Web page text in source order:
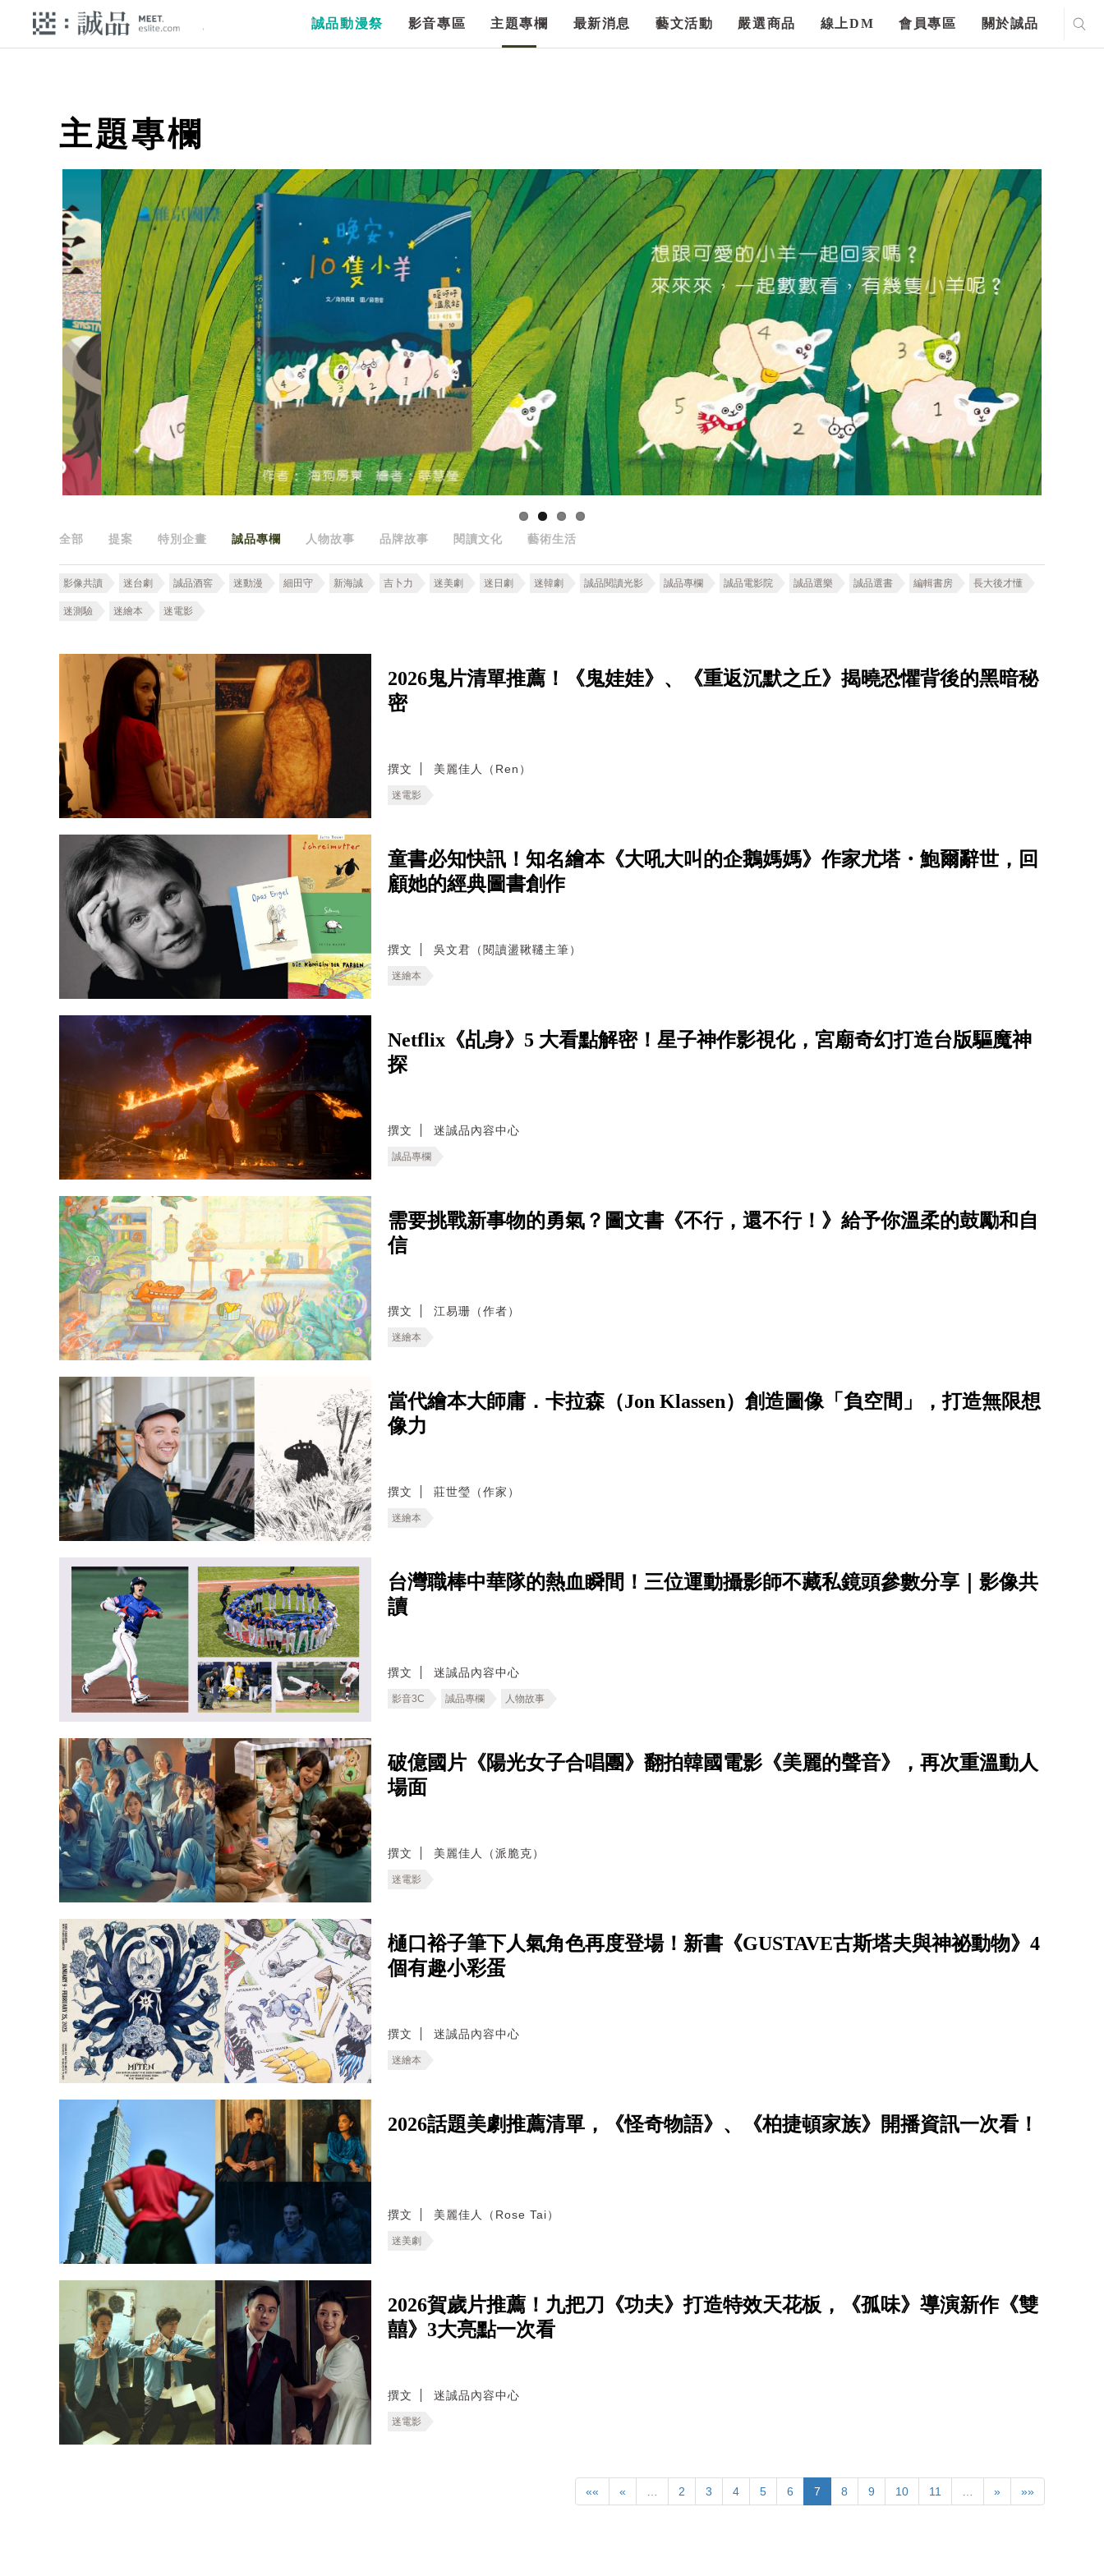
誠品動漫祭 影音專區 主題專欄 最新消息 藝文活動 嚴選商品 線上DM 會員專區 關於誠品
主題專欄
全部 提案 特別企畫 誠品專欄 人物故事 品牌故事 閱讀文化 藝術生活
影像共讀 迷台劇 誠品酒窖 迷動漫 細田守 新海誠 吉卜力 迷美劇 迷日劇 迷韓劇 誠品閱讀光影 誠品專欄 誠品電影院 誠品選樂 誠品選書 編輯書房 長大後才懂
迷測驗 迷繪本 迷電影
2026鬼片清單推薦！《鬼娃娃》、《重返沉默之丘》揭曉恐懼背後的黑暗秘
密
撰文 美麗佳人（Ren）
迷電影
童書必知快訊！知名繪本《大吼大叫的企鵝媽媽》作家尤塔・鮑爾辭世，回
顧她的經典圖書創作
撰文 吳文君（閱讀盪鞦韆主筆）
迷繪本
Netflix《乩身》5 大看點解密！星子神作影視化，宮廟奇幻打造台版驅魔神
探
撰文 迷誠品內容中心
誠品專欄
需要挑戰新事物的勇氣？圖文書《不行，還不行！》給予你溫柔的鼓勵和自
信
撰文 江易珊（作者）
迷繪本
當代繪本大師庸．卡拉森（Jon Klassen）創造圖像「負空間」，打造無限想
像力
撰文 莊世瑩（作家）
迷繪本
台灣職棒中華隊的熱血瞬間！三位運動攝影師不藏私鏡頭參數分享｜影像共
讀
撰文 迷誠品內容中心
影音3C 誠品專欄 人物故事
破億國片《陽光女子合唱團》翻拍韓國電影《美麗的聲音》，再次重溫動人
場面
撰文 美麗佳人（派脆克）
迷電影
樋口裕子筆下人氣角色再度登場！新書《GUSTAVE古斯塔夫與神祕動物》4
個有趣小彩蛋
撰文 迷誠品內容中心
迷繪本
2026話題美劇推薦清單，《怪奇物語》、《柏捷頓家族》開播資訊一次看！
撰文 美麗佳人（Rose Tai）
迷美劇
2026賀歲片推薦！九把刀《功夫》打造特效天花板，《孤味》導演新作《雙
囍》3大亮點一次看
撰文 迷誠品內容中心
迷電影
«« « … 2 3 4 5 6 7 8 9 10 11 … » »»